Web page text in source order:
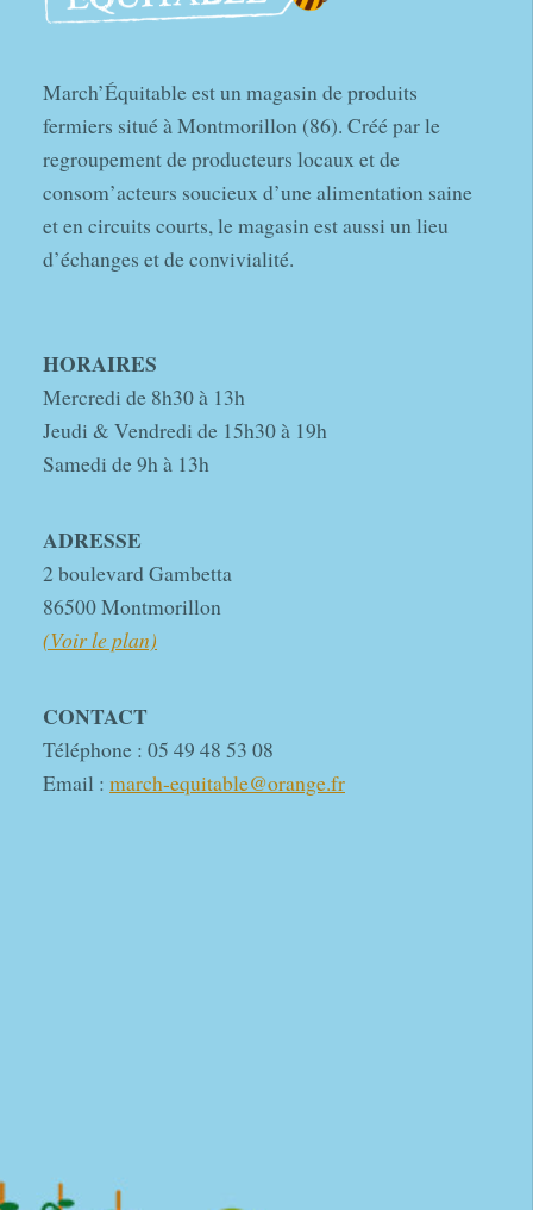
March’Équitable est un magasin de produits
fermiers situé à Montmorillon (86). Créé par le
regroupement de producteurs locaux et de
consom’acteurs soucieux d’une alimentation saine
et en circuits courts, le magasin est aussi un lieu
d’échanges et de convivialité.
HORAIRES
Mercredi de 8h30 à 13h
Jeudi & Vendredi de 15h30 à 19h
Samedi de 9h à 13h
ADRESSE
2 boulevard Gambetta
86500 Montmorillon
(Voir le plan)
CONTACT
Téléphone : 05 49 48 53 08
Email : march-equitable@orange.fr